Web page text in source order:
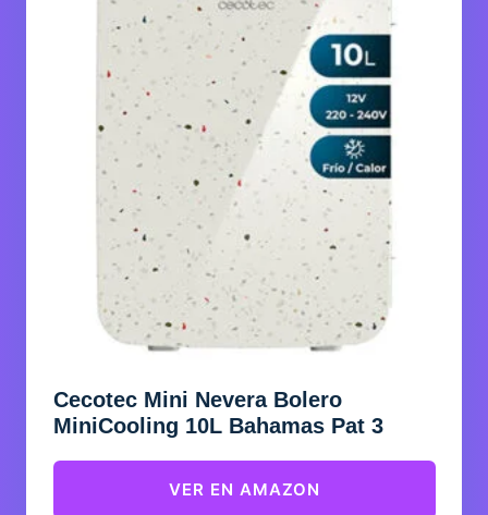
Cecotec Mini Nevera Bolero
MiniCooling 10L Bahamas Pat 3
VER EN AMAZON